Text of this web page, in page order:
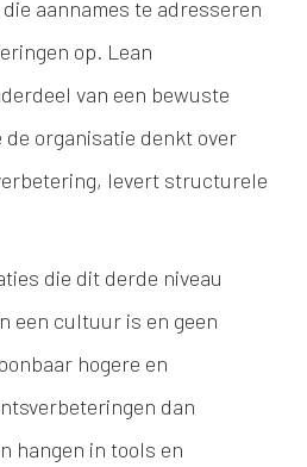
aannames te adresseren
op. Lean
van een bewuste
organisatie denkt over
levert structurele
die dit derde niveau
een cultuur is en geen
hogere en
dan
hangen in tools en